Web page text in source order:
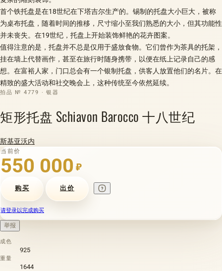
首个铁托盘是在18世纪在下塔吉尔生产的。锡制的托盘大小巨大，被称
为桌布托盘，随着时间的推移，尺寸缩小至我们熟悉的大小，但其功能性
并未丧失。在19世纪，托盘上开始装饰鲜艳的花卉图案。
值得注意的是，托盘并不总是仅用于盛放食物。它们曾作为茶具的托架，
挂在墙上代替画作，甚至在旅行时随身携带，以便在纸上记录自己的感
想。在富裕人家，门口总会有一个银制托盘，供客人放置他们的名片。在
精致的盛大活动和社交晚会上，这种传统至今依然延续。
拍品 № 4779 · 银器
矩形托盘 Schiavon Barocco 十八世纪
斯基亚沃内
当前价
550 000 ₽
购买 出价
请登录以完成购买
举报
成色
925
重量
1644